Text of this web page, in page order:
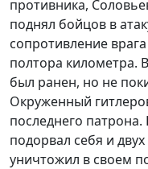
противника,
поднял бойцов в
сопротивление
полтора километра.
был ранен, но не
Окруженный
последнего
подорвал себя и
уничтожил в своем